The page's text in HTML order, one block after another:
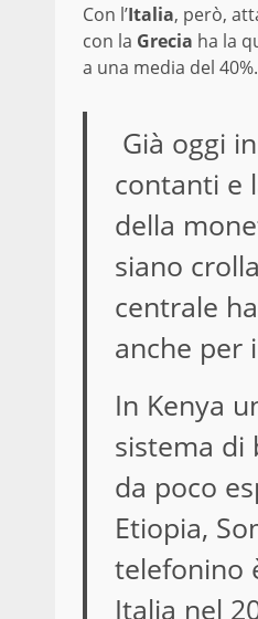
Con l’Italia, però,
con la Grecia ha la
a una media del 40%.
Già oggi
contanti e
della
siano
centrale
anche per
In Kenya
sistema di
da poco
Etiopia,
telefonino
Italia nel